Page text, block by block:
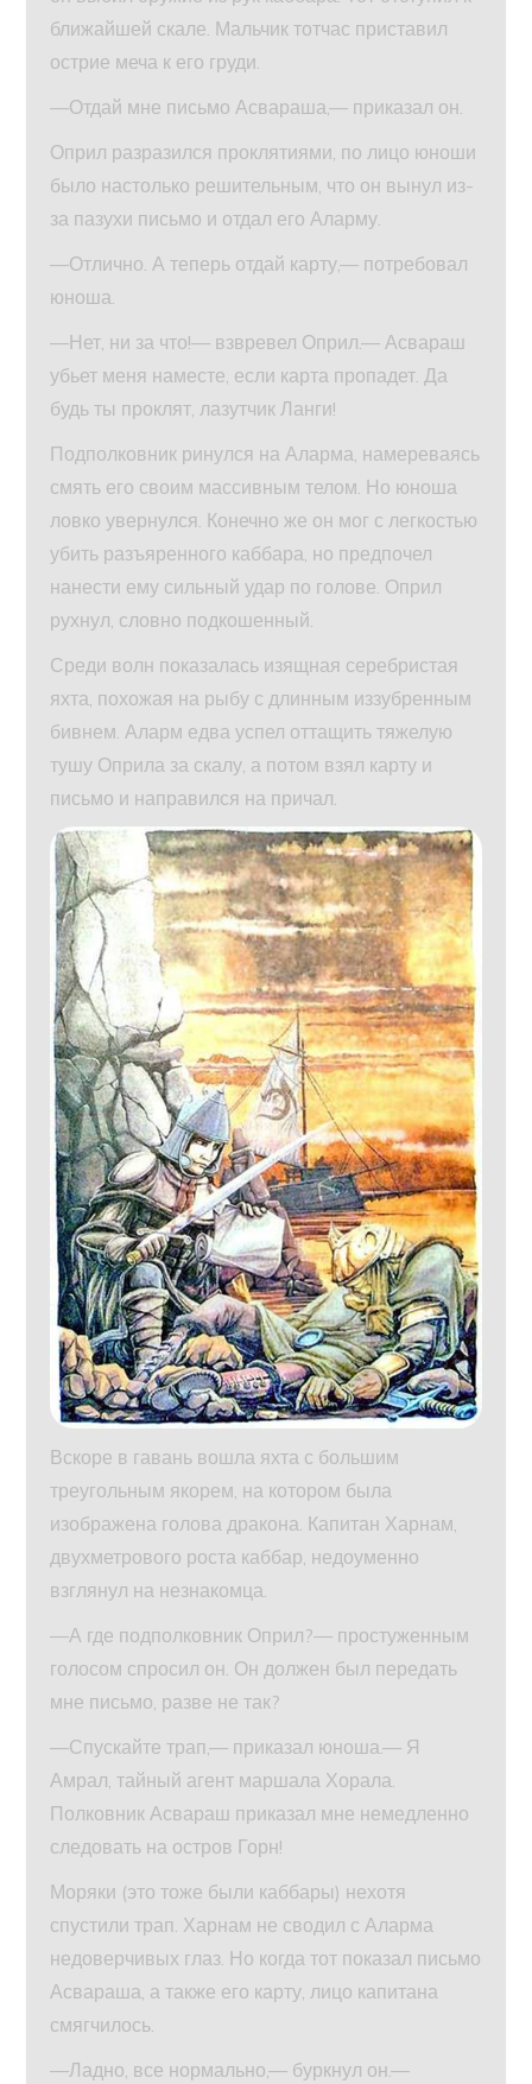
ближайшей скале. Мальчик тотчас приставил
острие меча к его груди.
—Отдай мне письмо Асвараша,— приказал он.
Оприл разразился проклятиями, по лицо юноши
было настолько решительным, что он вынул из-
за пазухи письмо и отдал его Аларму.
—Отлично. А теперь отдай карту,— потребовал
юноша.
—Нет, ни за что!— взвревел Оприл.— Асвараш
убьет меня наместе, если карта пропадет. Да
будь ты проклят, лазутчик Ланги!
Подполковник ринулся на Аларма, намереваясь
смять его своим массивным телом. Но юноша
ловко увернулся. Конечно же он мог с легкостью
убить разъяренного каббара, но предпочел
нанести ему сильный удар по голове. Оприл
рухнул, словно подкошенный.
Среди волн показалась изящная серебристая
яхта, похожая на рыбу с длинным иззубренным
бивнем. Аларм едва успел оттащить тяжелую
тушу Оприла за скалу, а потом взял карту и
письмо и направился на причал.
Вскоре в гавань вошла яхта с большим
треугольным якорем, на котором была
изображена голова дракона. Капитан Харнам,
двухметрового роста каббар, недоуменно
взглянул на незнакомца.
—А где подполковник Оприл?— простуженным
голосом спросил он. Он должен был передать
мне письмо, разве не так?
—Спускайте трап,— приказал юноша.— Я
Амрал, тайный агент маршала Хорала.
Полковник Асвараш приказал мне немедленно
следовать на остров Горн!
Моряки (это тоже были каббары) нехотя
спустили трап. Харнам не сводил с Аларма
недоверчивых глаз. Но когда тот показал письмо
Асвараша, а также его карту, лицо капитана
смягчилось.
—Ладно, все нормально,— буркнул он.—